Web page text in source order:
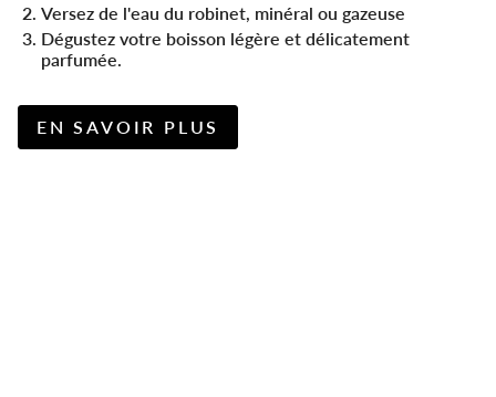
Versez de l'eau du robinet, minéral ou gazeuse
Dégustez votre boisson légère et délicatement
parfumée.
EN SAVOIR PLUS